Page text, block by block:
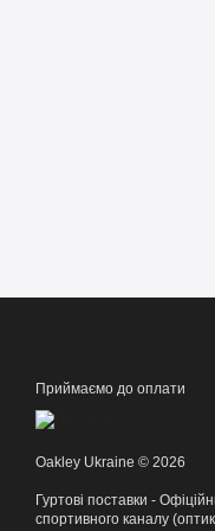
Приймаємо до оплати
Oakley Ukraine © 2026
Гуртові поставки -
спортивного каналу